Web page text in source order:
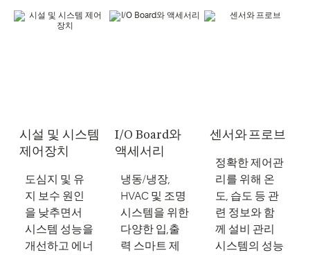
시설 및 시스템
제어장치
도심지 및 유
지 보수 원인
을 낮추면서
시스템 성능을
개선하고 에너
I/O Board와
액세서리
냉동/냉장,
HVAC 및 조명
시스템을 위한
다양한 입,출
력 스마트 제
센서와 프로브
정확한 제어관
리를 위해 온
도, 습도 등 관
련 정보와 함
께 설비 관리
시스템의 성능